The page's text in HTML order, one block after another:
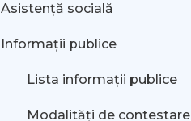
Asistență socială
Informații publice
Lista informații publice
Modalităţi de contestare